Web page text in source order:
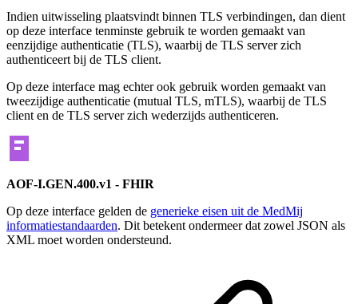
Indien uitwisseling plaatsvindt binnen TLS verbindingen, dan dient
op deze interface tenminste gebruik te worden gemaakt van
eenzijdige authenticatie (TLS), waarbij de TLS server zich
authenticeert bij de TLS client.
Op deze interface mag echter ook gebruik worden gemaakt van
tweezijdige authenticatie (mutual TLS, mTLS), waarbij de TLS
client en de TLS server zich wederzijds authenticeren.
AOF-I.GEN.400.v1 - FHIR
Op deze interface gelden de generieke eisen uit de MedMij
informatiestandaarden. Dit betekent ondermeer dat zowel JSON als
XML moet worden ondersteund.